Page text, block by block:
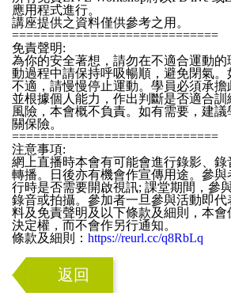
應用程式進行。
講座提供之資料僅供參考之用。
=============================
免責聲明:
為你的安全著想，請勿在不適合運動
動過程中請保持呼吸暢順，避免閉氣
不適，請慢慢停止運動。學員必須承擔
並根據個人能力，作出判斷是否適合訓
風險，本會概不負責。如有需要，建
關保險。
=============================
注意事項:
網上直播時本會有可能會進行錄影、錄
轉播。日後亦有機會作宣傳用途。參
行時是否需要開啟視訊; 課堂期間，參
錄音或拍攝。參加者一旦參與活動即
料及免責聲明及以下條款及細則，本
決定權，而不會作另行通知。
條款及細則： https://reurl.cc/q8RbLq
返回